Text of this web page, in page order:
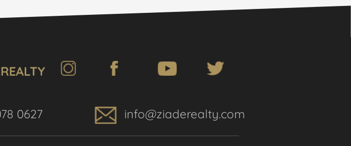
0627 info@ziaderealty.com